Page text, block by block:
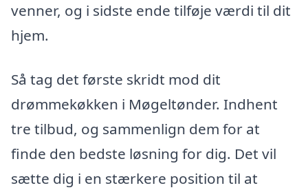
venner, og i sidste ende tilføje værdi til dit
hjem.
Så tag det første skridt mod dit
drømmekøkken i Møgeltønder. Indhent
tre tilbud, og sammenlign dem for at
finde den bedste løsning for dig. Det vil
sætte dig i en stærkere position til at